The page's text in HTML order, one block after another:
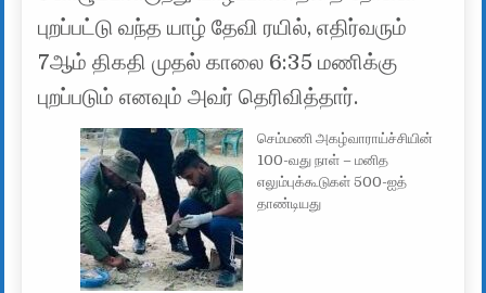
புறப்பட்டு வந்த யாழ் தேவி ரயில், எதிர்வரும்
7ஆம் திகதி முதல் காலை 6:35 மணிக்கு
புறப்படும் எனவும் அவர் தெரிவித்தார்.
செம்மணி அகழ்வாராய்ச்சியின்
100-வது நாள் – மனித
எலும்புக்கூடுகள் 500-ஐத்
தாண்டியது